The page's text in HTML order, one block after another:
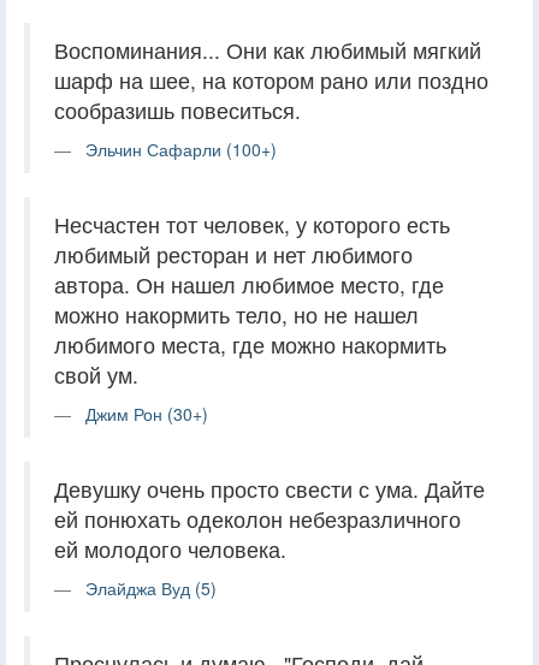
Воспоминания... Они как любимый мягкий
шарф на шее, на котором рано или поздно
сообразишь повеситься.
Эльчин Сафарли (100+)
Несчастен тот человек, у которого есть
любимый ресторан и нет любимого
автора. Он нашел любимое место, где
можно накормить тело, но не нашел
любимого места, где можно накормить
свой ум.
Джим Рон (30+)
Девушку очень просто свести с ума. Дайте
ей понюхать одеколон небезразличного
ей молодого человека.
Элайджа Вуд (5)